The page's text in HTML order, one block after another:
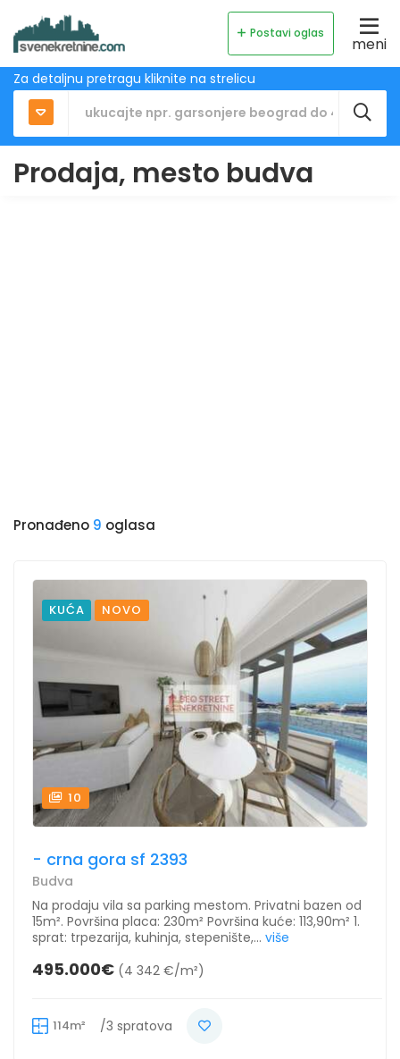
Postavi oglas
meni
Za detaljnu pretragu kliknite na strelicu
Prodaja, mesto budva
Pronađeno 9 oglasa
KUĆA NOVO
10
- crna gora sf 2393
Budva
Na prodaju vila sa parking mestom. Privatni bazen od
15m². Površina placa: 230m² Površina kuće: 113,90m² 1.
sprat: trpezarija, kuhinja, stepenište,... više
495.000€ (4 342 €/m²)
114m² /3 spratova